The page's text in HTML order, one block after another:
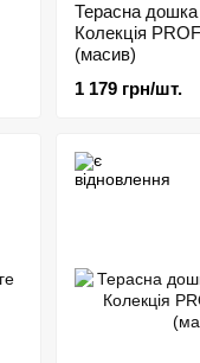
Терасна
Колекція
(масив)
1 179 грн/шт.